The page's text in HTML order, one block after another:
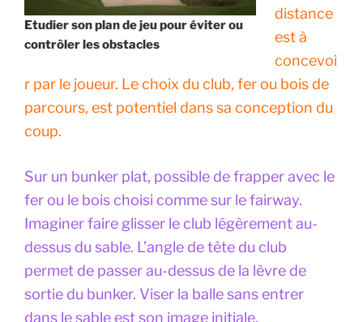
Etudier son plan de jeu pour éviter ou
contrôler les obstacles
distance
est à
concevoi
r par le joueur. Le choix du club, fer ou bois de
parcours, est potentiel dans sa conception du
coup.
Sur un bunker plat, possible de frapper avec le
fer ou le bois choisi comme sur le fairway.
Imaginer faire glisser le club légèrement au-
dessus du sable. L’angle de tête du club
permet de passer au-dessus de la lèvre de
sortie du bunker. Viser la balle sans entrer
dans le sable est son image initiale.